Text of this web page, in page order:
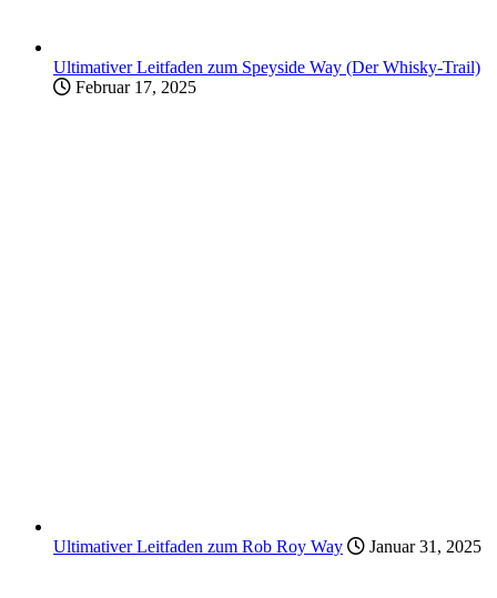
Ultimativer Leitfaden zum Speyside Way (Der Whisky-Trail)
Februar 17, 2025
Ultimativer Leitfaden zum Rob Roy Way Januar 31, 2025